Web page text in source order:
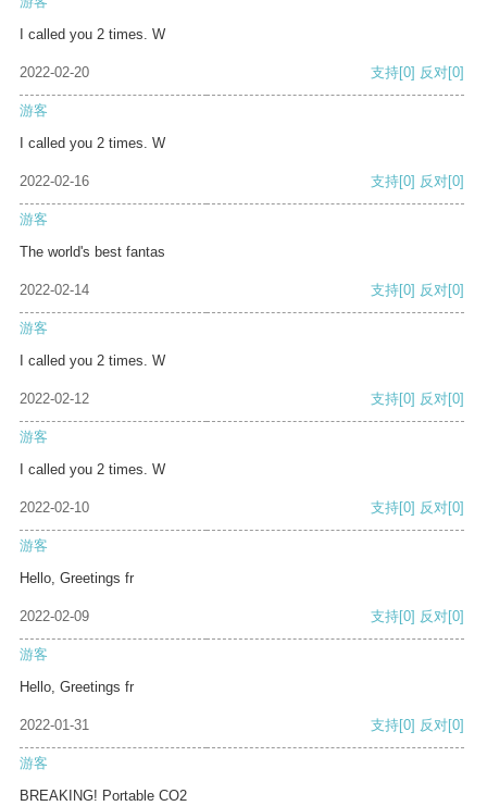
I called you 2 times. W
2022-02-20 支持[0] 反对[0]
游客
I called you 2 times. W
2022-02-16 支持[0] 反对[0]
游客
The world's best fantas
2022-02-14 支持[0] 反对[0]
游客
I called you 2 times. W
2022-02-12 支持[0] 反对[0]
游客
I called you 2 times. W
2022-02-10 支持[0] 反对[0]
游客
Hello, Greetings fr
2022-02-09 支持[0] 反对[0]
游客
Hello, Greetings fr
2022-01-31 支持[0] 反对[0]
游客
BREAKING! Portable CO2